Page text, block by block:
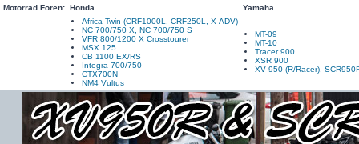
Motorrad Foren: Honda
Yamaha
Africa Twin (CRF1000L, CRF250L, X-ADV)
NC 700/750 X, NC 700/750 S
VFR 800/1200 X Crosstourer
MSX 125
CB 1100 EX/RS
Integra 700/750
CTX700N
NM4 Vultus
MT-09
MT-10
Tracer 900
XSR 900
XV 950 (R/Racer),